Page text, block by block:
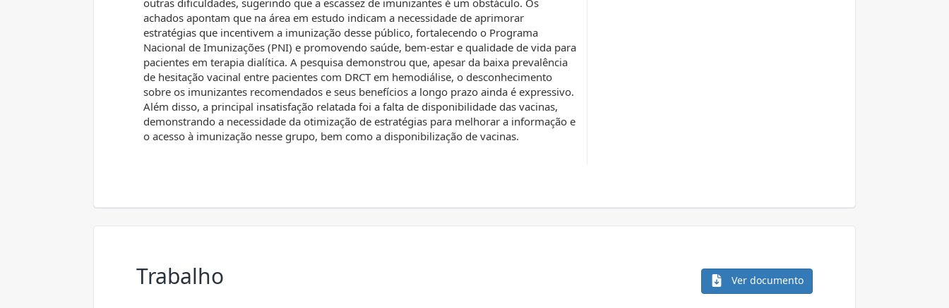
outras dificuldades, sugerindo que a escassez de imunizantes é um obstáculo. Os
achados apontam que na área em estudo indicam a necessidade de aprimorar
estratégias que incentivem a imunização desse público, fortalecendo o Programa
Nacional de Imunizações (PNI) e promovendo saúde, bem-estar e qualidade de vida para
pacientes em terapia dialítica. A pesquisa demonstrou que, apesar da baixa prevalência
de hesitação vacinal entre pacientes com DRCT em hemodiálise, o desconhecimento
sobre os imunizantes recomendados e seus benefícios a longo prazo ainda é expressivo.
Além disso, a principal insatisfação relatada foi a falta de disponibilidade das vacinas,
demonstrando a necessidade da otimização de estratégias para melhorar a informação e
o acesso à imunização nesse grupo, bem como a disponibilização de vacinas.
Trabalho Ver documento